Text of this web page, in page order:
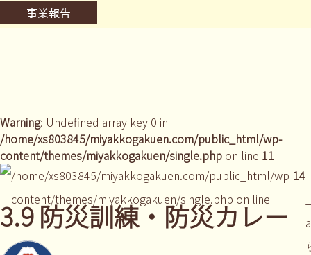
Warning: Undefined array key 0 in
/home/xs803845/miyakkogakuen.com/public_html/wp-
content/themes/miyakkogakuen/single.php on line 11
/home/xs803845/miyakkogakuen.com/public_html/wp-
content/themes/miyakkogakuen/single.php on line
14
3.9 防災訓練・防災カレー